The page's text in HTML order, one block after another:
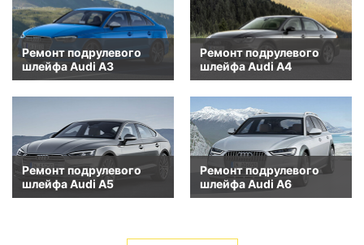
Ремонт подрулевого
шлейфа Audi A3
Ремонт подрулевого
шлейфа Audi A4
Ремонт подрулевого
шлейфа Audi A5
Ремонт подрулевого
шлейфа Audi A6